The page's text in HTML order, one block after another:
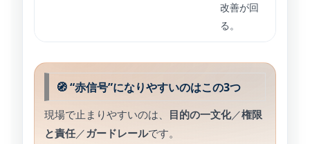
改善が回
る。
🧭 “赤信号”になりやすいのはこの3つ
現場で止まりやすいのは、 目的の一文化／権限
と責任／ガードレールです。